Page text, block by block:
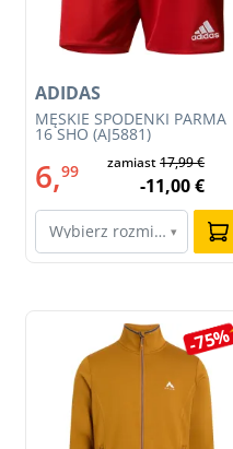
MĘSKIE SPODENKI PARMA
16 SHO (AJ5881)
ADIDAS
6,99 zamiast17,99 €
-11,00 €
Wybierz rozmiar…
▾
-75%